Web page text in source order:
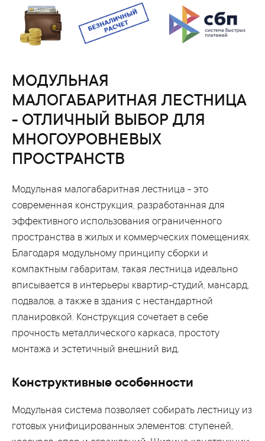
МОДУЛЬНАЯ
МАЛОГАБАРИТНАЯ ЛЕСТНИЦА
- ОТЛИЧНЫЙ ВЫБОР ДЛЯ
МНОГОУРОВНЕВЫХ
ПРОСТРАНСТВ
Модульная малогабаритная лестница - это
современная конструкция, разработанная для
эффективного использования ограниченного
пространства в жилых и коммерческих помещениях.
Благодаря модульному принципу сборки и
компактным габаритам, такая лестница идеально
вписывается в интерьеры квартир-студий, мансард,
подвалов, а также в здания с нестандартной
планировкой. Конструкция сочетает в себе
прочность металлического каркаса, простоту
монтажа и эстетичный внешний вид.
Конструктивные особенности
Модульная система позволяет собирать лестницу из
готовых унифицированных элементов: ступеней,